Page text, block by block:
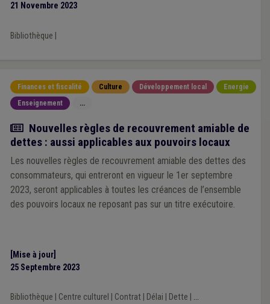
21 Novembre 2023
Bibliothèque
Finances et fiscalité Culture Développement local
Energie
Enseignement
...
Actualité
Nouvelles règles de recouvrement amiable de
dettes : aussi applicables aux pouvoirs locaux
Les nouvelles règles de recouvrement amiable des dettes des
consommateurs, qui entreront en vigueur le 1er septembre
2023, seront applicables à toutes les créances de l’ensemble
des pouvoirs locaux ne reposant pas sur un titre exécutoire.
[Mise à jour]
25 Septembre 2023
Bibliothèque Centre culturel Contrat| Délai Dette ...